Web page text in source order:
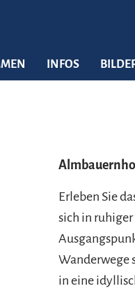
INFOS
Erleben Sie
sich in
Wanderwege
in eine